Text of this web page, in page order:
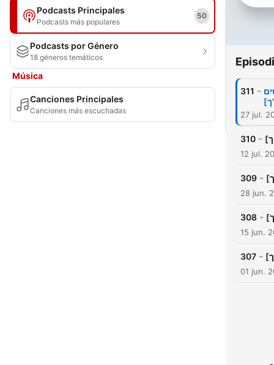
Podcasts Principales
Podcasts más populares
50
Podcasts por Género
18 géneros temáticos
Música
Canciones Principales
Canciones más escuchadas
311 -
27 jul.
310 -
12 jul.
309 -
28 jun.
308 -
15 jun.
307 -
01 jun.